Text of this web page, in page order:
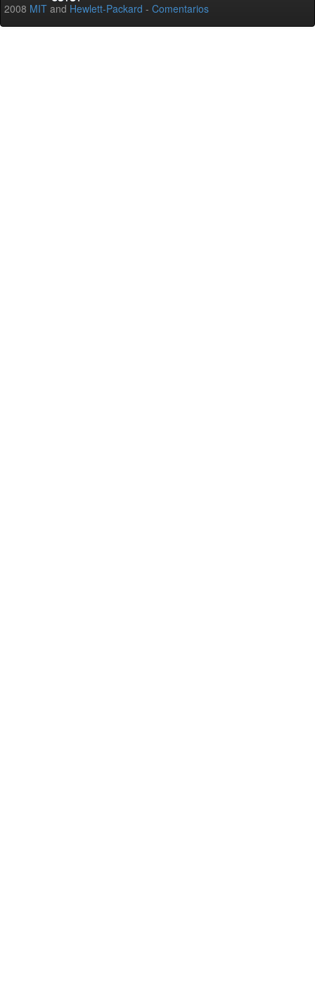
2008 MIT and Hewlett-Packard - Comentarios